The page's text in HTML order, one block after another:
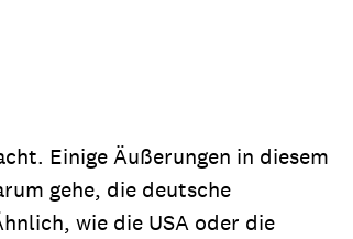
Einige Äußerungen in diesem
gehe, die deutsche
wie die USA oder die